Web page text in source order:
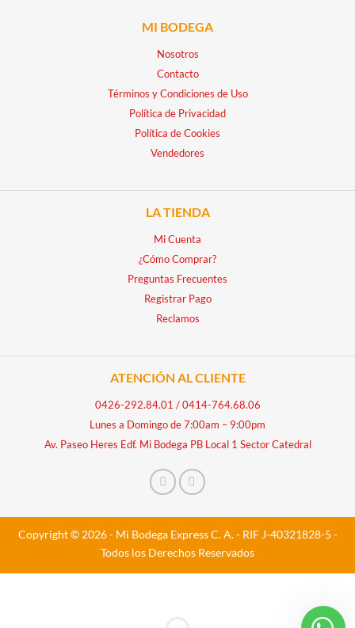
MI BODEGA
Nosotros
Contacto
Términos y Condiciones de Uso
Política de Privacidad
Política de Cookies
Vendedores
LA TIENDA
Mi Cuenta
¿Cómo Comprar?
Preguntas Frecuentes
Registrar Pago
Reclamos
ATENCIÓN AL CLIENTE
0426-292.84.01 /0414-764.68.06
Lunes a Domingo de 7:00am – 9:00pm
Av. Paseo Heres Edf. Mi Bodega PB Local 1 Sector Catedral
Copyright © 2026 - Mi Bodega Express C. A. - RIF J-40321828-5 -
Todos los Derechos Reservados